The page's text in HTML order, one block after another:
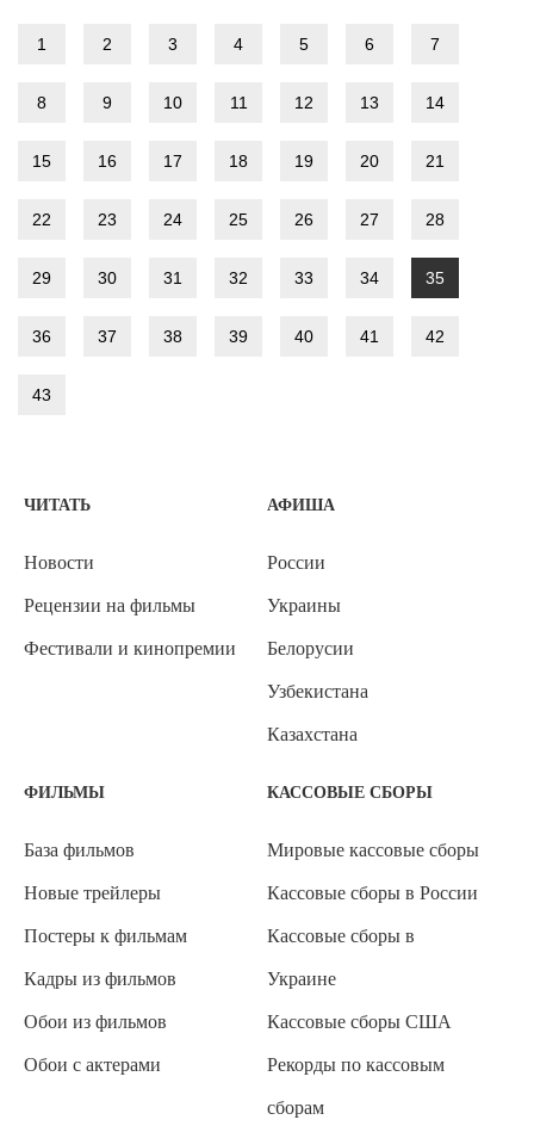
1 2 3 4 5 6 7
8 9 10 11 12 13 14
15 16 17 18 19 20 21
22 23 24 25 26 27 28
29 30 31 32 33 34 35
36 37 38 39 40 41 42
43
ЧИТАТЬ
Новости
Рецензии на фильмы
Фестивали и кинопремии
АФИША
России
Украины
Белорусии
Узбекистана
Казахстана
ФИЛЬМЫ
База фильмов
Новые трейлеры
Постеры к фильмам
Кадры из фильмов
Обои из фильмов
Обои с актерами
КАССОВЫЕ СБОРЫ
Мировые кассовые сборы
Кассовые сборы в России
Кассовые сборы в
Украине
Кассовые сборы США
Рекорды по кассовым
сборам